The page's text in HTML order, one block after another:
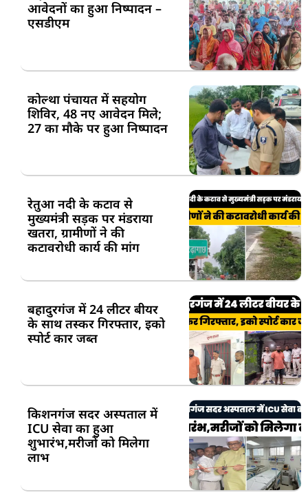
आवेदनों का हुआ निष्पादन –
एसडीएम
कोल्था पंचायत में सहयोग
शिविर, 48 नए आवेदन मिले;
27 का मौके पर हुआ निष्पादन
रेतुआ नदी के कटाव से
मुख्यमंत्री सड़क पर मंडराया
खतरा, ग्रामीणों ने की
कटावरोधी कार्य की मांग
बहादुरगंज में 24 लीटर बीयर
के साथ तस्कर गिरफ्तार, इको
स्पोर्ट कार जब्त
किशनगंज सदर अस्पताल में
ICU सेवा का हुआ
शुभारंभ,मरीजों को मिलेगा
लाभ